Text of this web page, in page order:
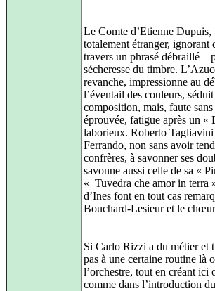
Le Comte d’Etienne Dupuis,
totalement étranger, ignorant
travers un phrasé débraillé –
sécheresse du timbre.
revanche, impressionne au
l’éventail des couleurs,
composition, mais, faute
éprouvée, fatigue après un «
laborieux. Roberto
Ferrando, non sans avoir
confrères, à savonner ses
savonne aussi celle de sa «
« Tuvedra che amor in terra
d’Ines font en tout cas
Bouchard‑Lesieur et le
Si Carlo Rizzi a du métier et
pas à une certaine routine là
l’orchestre, tout en créant ici
comme dans l’introduction